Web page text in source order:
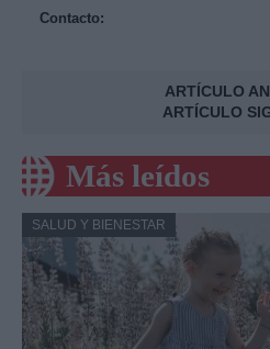
Contacto:
ARTÍCULO
ARTÍCULO
Más leídos
SALUD Y BIENESTAR